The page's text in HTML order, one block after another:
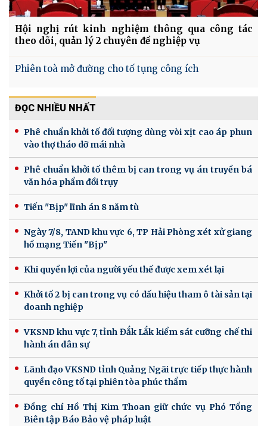
Hội nghị rút kinh nghiệm thông qua công tác
theo dõi, quản lý 2 chuyên đề nghiệp vụ
Phiên toà mở đường cho tố tụng công ích
ĐỌC NHIỀU NHẤT
Phê chuẩn khởi tố đối tượng dùng vòi xịt cao áp phun
vào thợ tháo dỡ mái nhà
Phê chuẩn khởi tố thêm bị can trong vụ án truyền bá
văn hóa phẩm đồi trụy
Tiến "Bịp" lĩnh án 8 năm tù
Ngày 7/8, TAND khu vực 6, TP Hải Phòng xét xử giang
hồ mạng Tiến "Bịp"
Khi quyền lợi của người yếu thế được xem xét lại
Khởi tố 2 bị can trong vụ có dấu hiệu tham ô tài sản tại
doanh nghiệp
VKSND khu vực 7, tỉnh Đắk Lắk kiểm sát cưỡng chế thi
hành án dân sự
Lãnh đạo VKSND tỉnh Quảng Ngãi trực tiếp thực hành
quyền công tố tại phiên tòa phúc thẩm
Đồng chí Hồ Thị Kim Thoan giữ chức vụ Phó Tổng
Biên tập Báo Bảo vệ pháp luật